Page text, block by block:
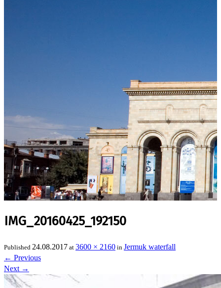
IMG_20160425_192150
Published 24.08.2017 at 3600 × 2160 in Jermuk waterfall
← Previous
Next →